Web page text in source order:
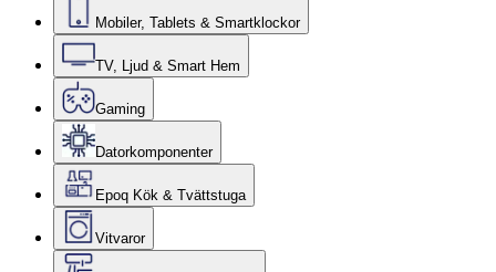
Mobiler, Tablets & Smartklockor
TV, Ljud & Smart Hem
Gaming
Datorkomponenter
Epoq Kök & Tvättstuga
Vitvaror